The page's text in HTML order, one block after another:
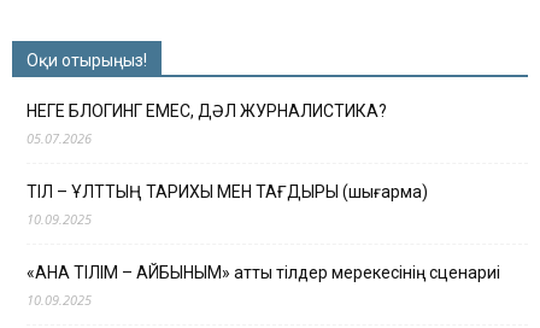
Оқи отырыңыз!
НЕГЕ БЛОГИНГ ЕМЕС, ДӘЛ ЖУРНАЛИСТИКА?
05.07.2026
ТІЛ – ҰЛТТЫҢ ТАРИХЫ МЕН ТАҒДЫРЫ (шығарма)
10.09.2025
«АНА ТІЛІМ – АЙБЫНЫМ» атты тілдер мерекесінің сценариі
10.09.2025